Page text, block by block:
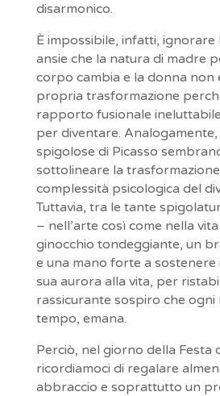
disarmonico.
È impossibile, infatti, ignorare
ansie che la natura di madre
corpo cambia e la donna non
propria trasformazione
rapporto fusionale
per diventare.
spigolose di Picasso
sottolineare la trasformazione
complessità psicologica del
Tuttavia, tra le tante
– nell’arte così come nella
ginocchio tondeggiante, un
e una mano forte a sostenere
sua aurora alla vita, per
rassicurante sospiro che ogni
tempo, emana.
Perciò, nel giorno della Festa
ricordiamoci di regalare
abbraccio e soprattutto un